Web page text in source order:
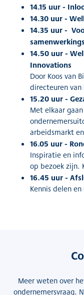
14.15 uur -
14.30 uur -
14.35 uur -
14.50 uur -
Innovations
Door Koos van
directeuren van
15.20 uur -
Met elkaar
arbeidsmarkt
16.05 uur -
Inspiratie en
op bezoek zijn.
16.45 uur -
Kennis delen
Meer weten over
ondernemersvraag.